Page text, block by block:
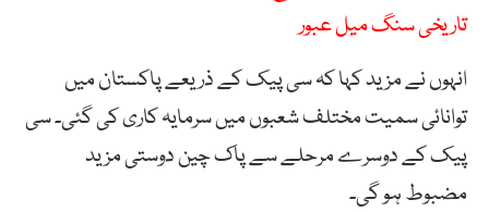
تاریخی سنگ میل عبور
انہوں نے مزید کہا کہ سی پیک کے ذریعے پاکستان میں
توانائی سمیت مختلف شعبوں میں سرمایہ کاری کی گئی۔ سی
پیک کے دوسرے مرحلے سے پاک چین دوستی مزید
مضبوط ہو گی۔